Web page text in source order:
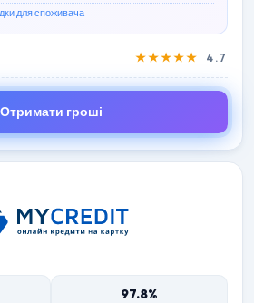
для споживача
★★★★★ 4.7
Отримати гроші
97.8%